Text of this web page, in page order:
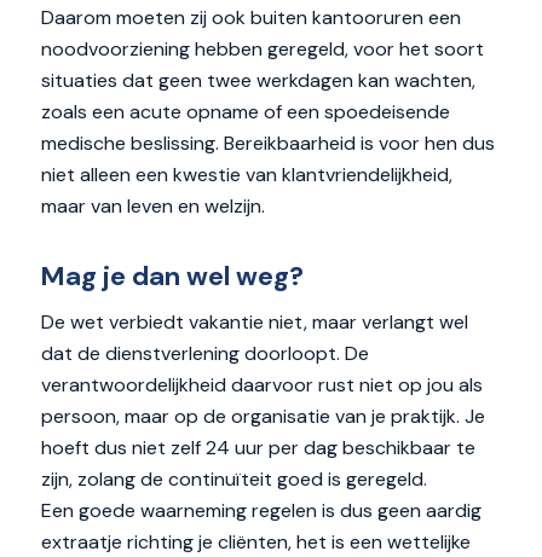
Daarom moeten zij ook buiten kantooruren een
noodvoorziening hebben geregeld, voor het soort
situaties dat geen twee werkdagen kan wachten,
zoals een acute opname of een spoedeisende
medische beslissing. Bereikbaarheid is voor hen dus
niet alleen een kwestie van klantvriendelijkheid,
maar van leven en welzijn.
Mag je dan wel weg?
De wet verbiedt vakantie niet, maar verlangt wel
dat de dienstverlening doorloopt. De
verantwoordelijkheid daarvoor rust niet op jou als
persoon, maar op de organisatie van je praktijk. Je
hoeft dus niet zelf 24 uur per dag beschikbaar te
zijn, zolang de continuïteit goed is geregeld.
Een goede waarneming regelen is dus geen aardig
extraatje richting je cliënten, het is een wettelijke